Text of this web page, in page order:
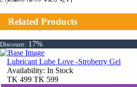
Related Products
Discount: 17%
Lubricant Lube Love -Stroberry Gel
Availability: In Stock
TK 499 TK 599